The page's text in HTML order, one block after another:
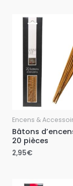
Encens &
Bâtons
20 pièces
2,95€